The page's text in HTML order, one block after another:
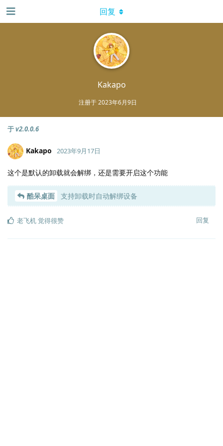
Kakapo
注册于2023年6月9日
回复
于v2.0.0.6
Kakapo 2023年9月17日
这个是默认的卸载就会解绑，还是需要开启这个功能
酷呆桌面 支持卸载时自动解绑设备
回复
老飞机觉得很赞